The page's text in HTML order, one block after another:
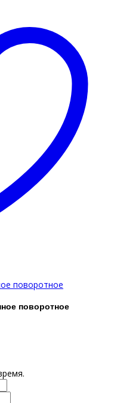
поворотное
поворотное